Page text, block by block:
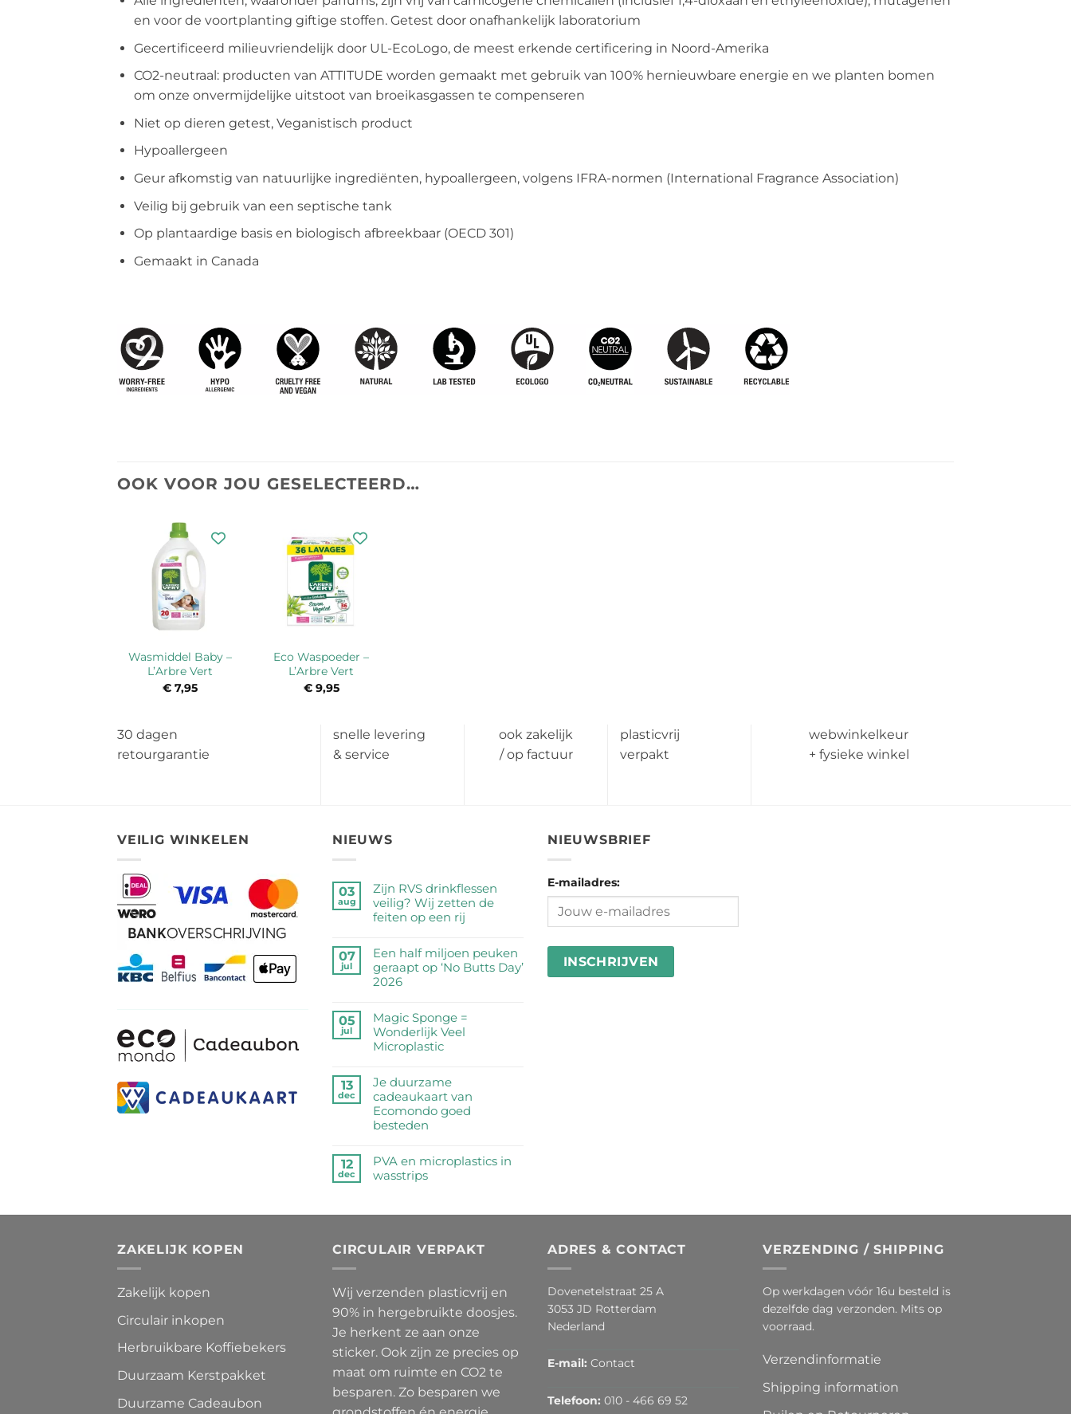
en voor de voortplanting giftige stoffen. Getest door onafhankelijk laboratorium
Gecertificeerd milieuvriendelijk door UL-EcoLogo, de meest erkende certificering in Noord-Amerika
CO2-neutraal: producten van ATTITUDE worden gemaakt met gebruik van 100% hernieuwbare energie en we planten bomen
om onze onvermijdelijke uitstoot van broeikasgassen te compenseren
Niet op dieren getest, Veganistisch product
Hypoallergeen
Geur afkomstig van natuurlijke ingrediënten, hypoallergeen, volgens IFRA-normen (International Fragrance Association)
Veilig bij gebruik van een septische tank
Op plantaardige basis en biologisch afbreekbaar (OECD 301)
Gemaakt in Canada
OOK VOOR JOU GESELECTEERD…
Wasmiddel Baby –
L’Arbre Vert
€7,95
Eco Waspoeder –
L’Arbre Vert
€9,95
30 dagen
retourgarantie
snelle levering
& service
ook zakelijk
/ op factuur
plasticvrij
verpakt
webwinkelkeur
+ fysieke winkel
VEILIG WINKELEN NIEUWS
03
aug
Zijn RVS drinkflessen
veilig? Wij zetten de
feiten op een rij
reacties
op
Zijn
veilig?
Wij
zetten
feiten
op
een
rij
07
jul
Een half miljoen peuken
geraapt op ‘No Butts Day’
2026
reacties
op
Een
peuken
geraapt
op
‘No
Day’
2026
05
jul
Magic Sponge =
Wonderlijk Veel
Microplastic
reacties
op
Magic
Sponge
Veel
Microplastic
13
dec
Je duurzame
cadeaukaart van
Ecomondo goed
besteden
reacties
op
cadeaukaart
Ecomondo
goed
12
dec
PVA en microplastics in
wasstrips
en
wasstrips
NIEUWSBRIEF
E-mailadres:
ZAKELIJK KOPEN
Zakelijk kopen
Circulair inkopen
Herbruikbare Koffiebekers
Duurzaam Kerstpakket
Duurzame Cadeaubon
CIRCULAIR VERPAKT
Wij verzenden plasticvrij en
90% in hergebruikte doosjes.
Je herkent ze aan onze
sticker. Ook zijn ze precies op
maat om ruimte en CO2 te
besparen. Zo besparen we
ADRES & CONTACT
Dovenetelstraat 25 A
3053 JD Rotterdam
Nederland
E-mail: Contact
Telefoon: 010 - 466 69 52
VERZENDING / SHIPPING
Op werkdagen vóór 16u besteld is
dezelfde dag verzonden. Mits op
voorraad.
Verzendinformatie
Shipping information